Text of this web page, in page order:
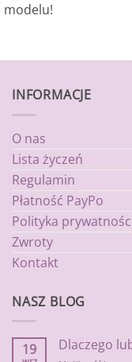
modelu!
INFORMACJE
O nas
Lista życzeń
Regulamin
Płatność PayPo
Polityka
Zwroty
Kontakt
NASZ BLOG
19 Dlaczego